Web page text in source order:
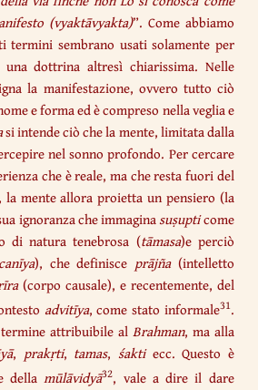
(vyaktāvyakta)”. Come abbiamo
termini sembrano usati solamente per
dottrina altresì chiarissima. Nelle
la manifestazione, ovvero tutto ciò
e forma ed è compreso nella veglia e
si intende ciò che la mente, limitata dalla
nel sonno profondo. Per cercare
che è reale, ma che resta fuori del
la mente allora proietta un pensiero (la
ignoranza che immaginasuṣupticome
di natura tenebrosa (tāmasa)e perciò
), che definisce prājña (intelletto
(corpo causale), e recentemente, del
advitīya, come stato informale31.
attribuibile al Brahman, ma alla
, prakṛti, tamas, śakti ecc. Questo è
dellamūlāvidyā32, vale a dire il dare